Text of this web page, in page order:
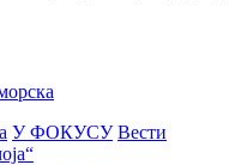
У ФОКУСУ Вести